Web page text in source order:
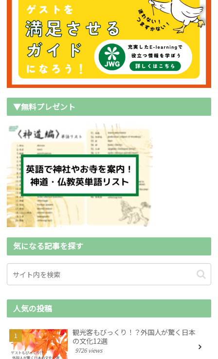
▼無料プレゼント
気になる記事を探す
人気の投稿
観光客もびっくり！？外国人が驚く日本
の文化12選
9726 views